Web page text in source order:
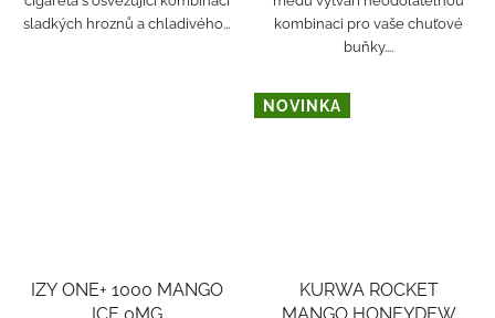
sladkých hroznů a chladivého...
kombinaci pro vaše chuťové
buňky....
IZY ONE+ 1000 MANGO
NOVINKA
KURWA ROCKET